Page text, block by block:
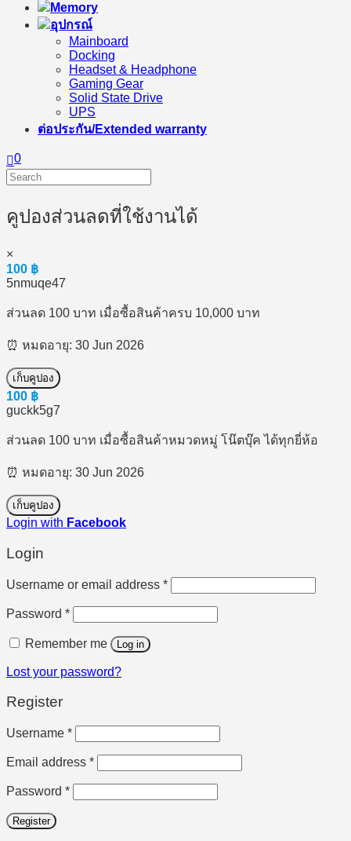
Memory
อุปกรณ์
Mainboard
Docking
Headset & Headphone
Gaming Gear
Solid State Drive
UPS
ต่อประกัน/Extended warranty
0
คูปองส่วนลดที่ใช้งานได้
×
100 ฿
5nmuqe47
ส่วนลด 100 บาท เมื่อซื้อสินค้าครบ 10,000 บาท
⏰ หมดอายุ: 30 Jun 2026
เก็บคูปอง
100 ฿
guckk5g7
ส่วนลด 100 บาท เมื่อซื้อสินค้าหมวดหมู่ โน๊ตบุ๊ค ได้ทุกยี่ห้อ
⏰ หมดอายุ: 30 Jun 2026
เก็บคูปอง
Login with Facebook
Login
Username or email address *Required
Password *Required
Remember me Log in
Lost your password?
Register
Username *Required
Email address *Required
Password *Required
Register